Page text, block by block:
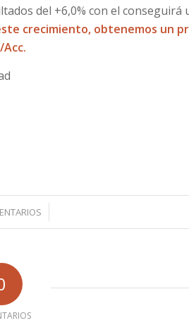
del +6,0% con el conseguirá
crecimiento, obtenemos un
/